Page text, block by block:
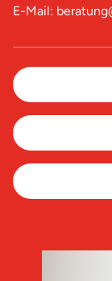
E-Mail: